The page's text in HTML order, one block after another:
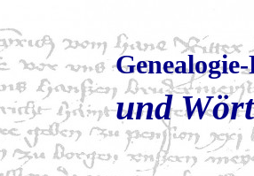
und